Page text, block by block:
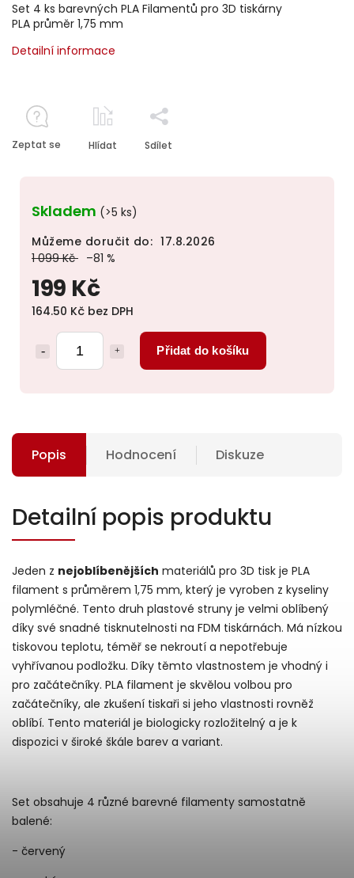
1 099 Kč –81 %
199 Kč
164.50 Kč bez DPH
Přidat do košíku
Skladem (>5 ks)
Můžeme doručit do: 17.8.2026
Set 4 ks barevných PLA Filamentů pro 3D tiskárny
PLA průměr 1,75 mm
Detailní informace
Zeptat se Hlídat Sdílet
Popis Hodnocení Diskuze
Detailní popis produktu
Jeden z nejoblíbenějších materiálů pro 3D tisk je PLA
filament s průměrem 1,75 mm, který je vyroben z kyseliny
polymléčné. Tento druh plastové struny je velmi oblíbený
díky své snadné tisknutelnosti na FDM tiskárnách. Má nízkou
tiskovou teplotu, téměř se nekroutí a nepotřebuje
vyhřívanou podložku. Díky těmto vlastnostem je vhodný i
pro začátečníky. PLA filament je skvělou volbou pro
začátečníky, ale zkušení tiskaři si jeho vlastnosti rovněž
oblíbí. Tento materiál je biologicky rozložitelný a je k
dispozici v široké škále barev a variant.
Set obsahuje 4 různé barevné filamenty samostatně
balené:
- červený